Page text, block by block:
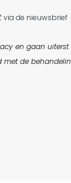
via de nieuwsbrief
en gaan
met de